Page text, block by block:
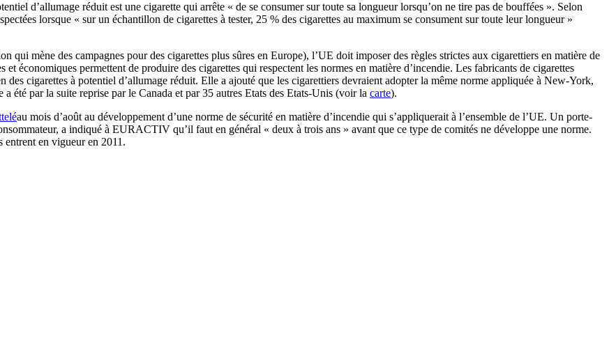
d’allumage réduit est une cigarette qui arrête « de se consumer sur toute sa longueur lorsqu’on ne tire pas de bouffées ». Selon
lorsque « sur un échantillon de cigarettes à tester, 25 % des cigarettes au maximum se consument sur toute leur longueur »
mène des campagnes pour des cigarettes plus sûres en Europe), l’UE doit imposer des règles strictes aux cigarettiers en matière de
économiques permettent de produire des cigarettes qui respectent les normes en matière d’incendie. Les fabricants de cigarettes
cigarettes à potentiel d’allumage réduit. Elle a ajouté que les cigarettiers devraient adopter la même norme appliquée à New-York,
été par la suite reprise par le Canada et par 35 autres Etats des Etats-Unis (voir la carte).
au mois d’août au développement d’une norme de sécurité en matière d’incendie qui s’appliquerait à l’ensemble de l’UE. Un porte-
a indiqué à EURACTIV qu’il faut en général « deux à trois ans » avant que ce type de comités ne développe une norme.
entrent en vigueur en 2011.